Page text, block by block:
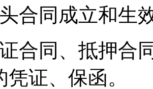
头合同成立和生
证合同、抵押
证、保函。